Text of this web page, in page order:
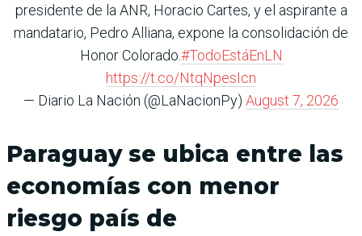
presidente de la ANR, Horacio Cartes, y el aspirante a
mandatario, Pedro Alliana, expone la consolidación de
Honor Colorado.#TodoEstáEnLN
https://t.co/NtqNpesIcn
— Diario La Nación (@LaNacionPy) August 7, 2026
Paraguay se ubica entre las
economías con menor
riesgo país de